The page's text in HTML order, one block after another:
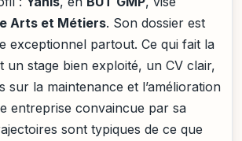
Arts et Métiers. Son dossier est
exceptionnel partout. Ce qui fait la
un stage bien exploité, un CV clair,
sur la maintenance et l’amélioration
entreprise convaincue par sa
sont typiques de ce que